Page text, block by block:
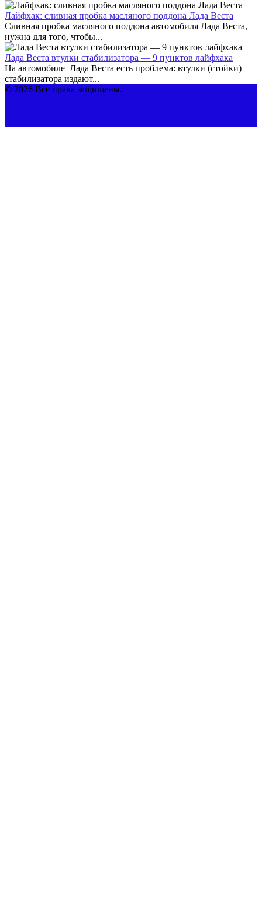
Лайфхак: сливная пробка масляного поддона Лада Веста
Сливная пробка масляного поддона автомобиля Лада Веста,
нужна для того, чтобы...
Лада Веста втулки стабилизатора — 9 пунктов лайфхака
На автомобиле Лада Веста есть проблема: втулки (стойки)
стабилизатора издают...
© 2026 Все права защищены.